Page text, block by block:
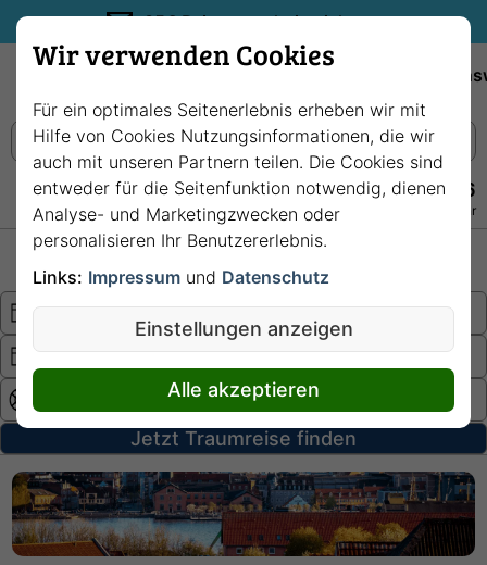
35€ Reisegutschein sichern.
+49 228 3875 7256
Persönlich · Kostenlos · Täglich 08–22 Uhr
Jetzt Traumreise finden
Wir verwenden Cookies
Für ein optimales Seitenerlebnis erheben wir mit
Hilfe von Cookies Nutzungsinformationen, die wir
auch mit unseren Partnern teilen. Die Cookies sind
entweder für die Seitenfunktion notwendig, dienen
Analyse- und Marketingzwecken oder
personalisieren Ihr Benutzererlebnis.
Links: Impressum und Datenschutz
Einstellungen anzeigen
Alle akzeptieren